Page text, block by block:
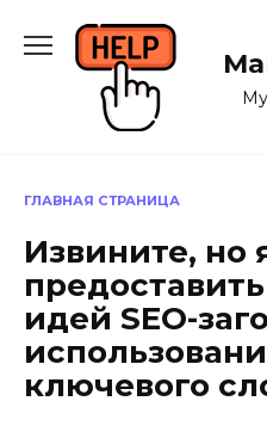
содержанию
ГЛАВНАЯ СТРАНИЦА
Извините, но
идей SEO-
ключевого